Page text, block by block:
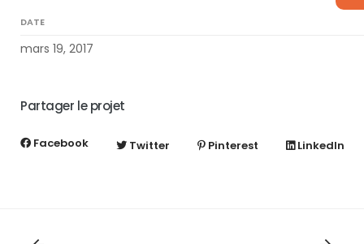
DATE
mars 19, 2017
Partager le projet
Facebook Twitter Pinterest LinkedIn